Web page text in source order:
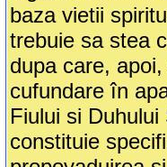
baza vietii
trebuie sa stea
dupa care,
cufundare în
Fiului si
constituie